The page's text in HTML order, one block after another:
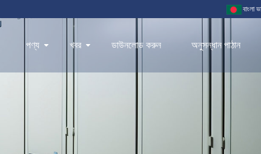
বাংলা
পণ্য খবর ডাউনলোড করুন অনুসন্ধান পাঠান